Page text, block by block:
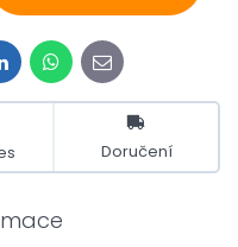
WhatsApp
E-
mail
Doručení